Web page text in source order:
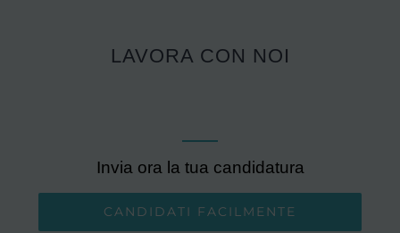
LAVORA CON NOI
Invia ora la tua candidatura
CANDIDATI FACILMENTE